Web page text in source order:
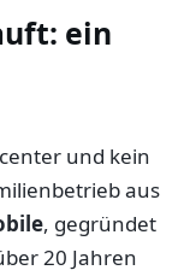
ein
und kein
aus
, gegründet
20 Jahren